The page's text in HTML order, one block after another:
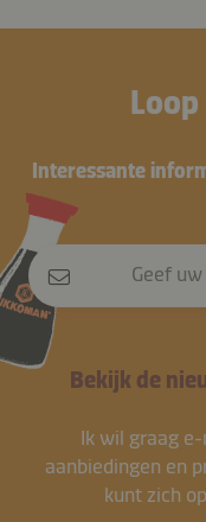
Interessante
Geef
Bekijk de
Ik wil graag
aanbiedingen en
kunt zich